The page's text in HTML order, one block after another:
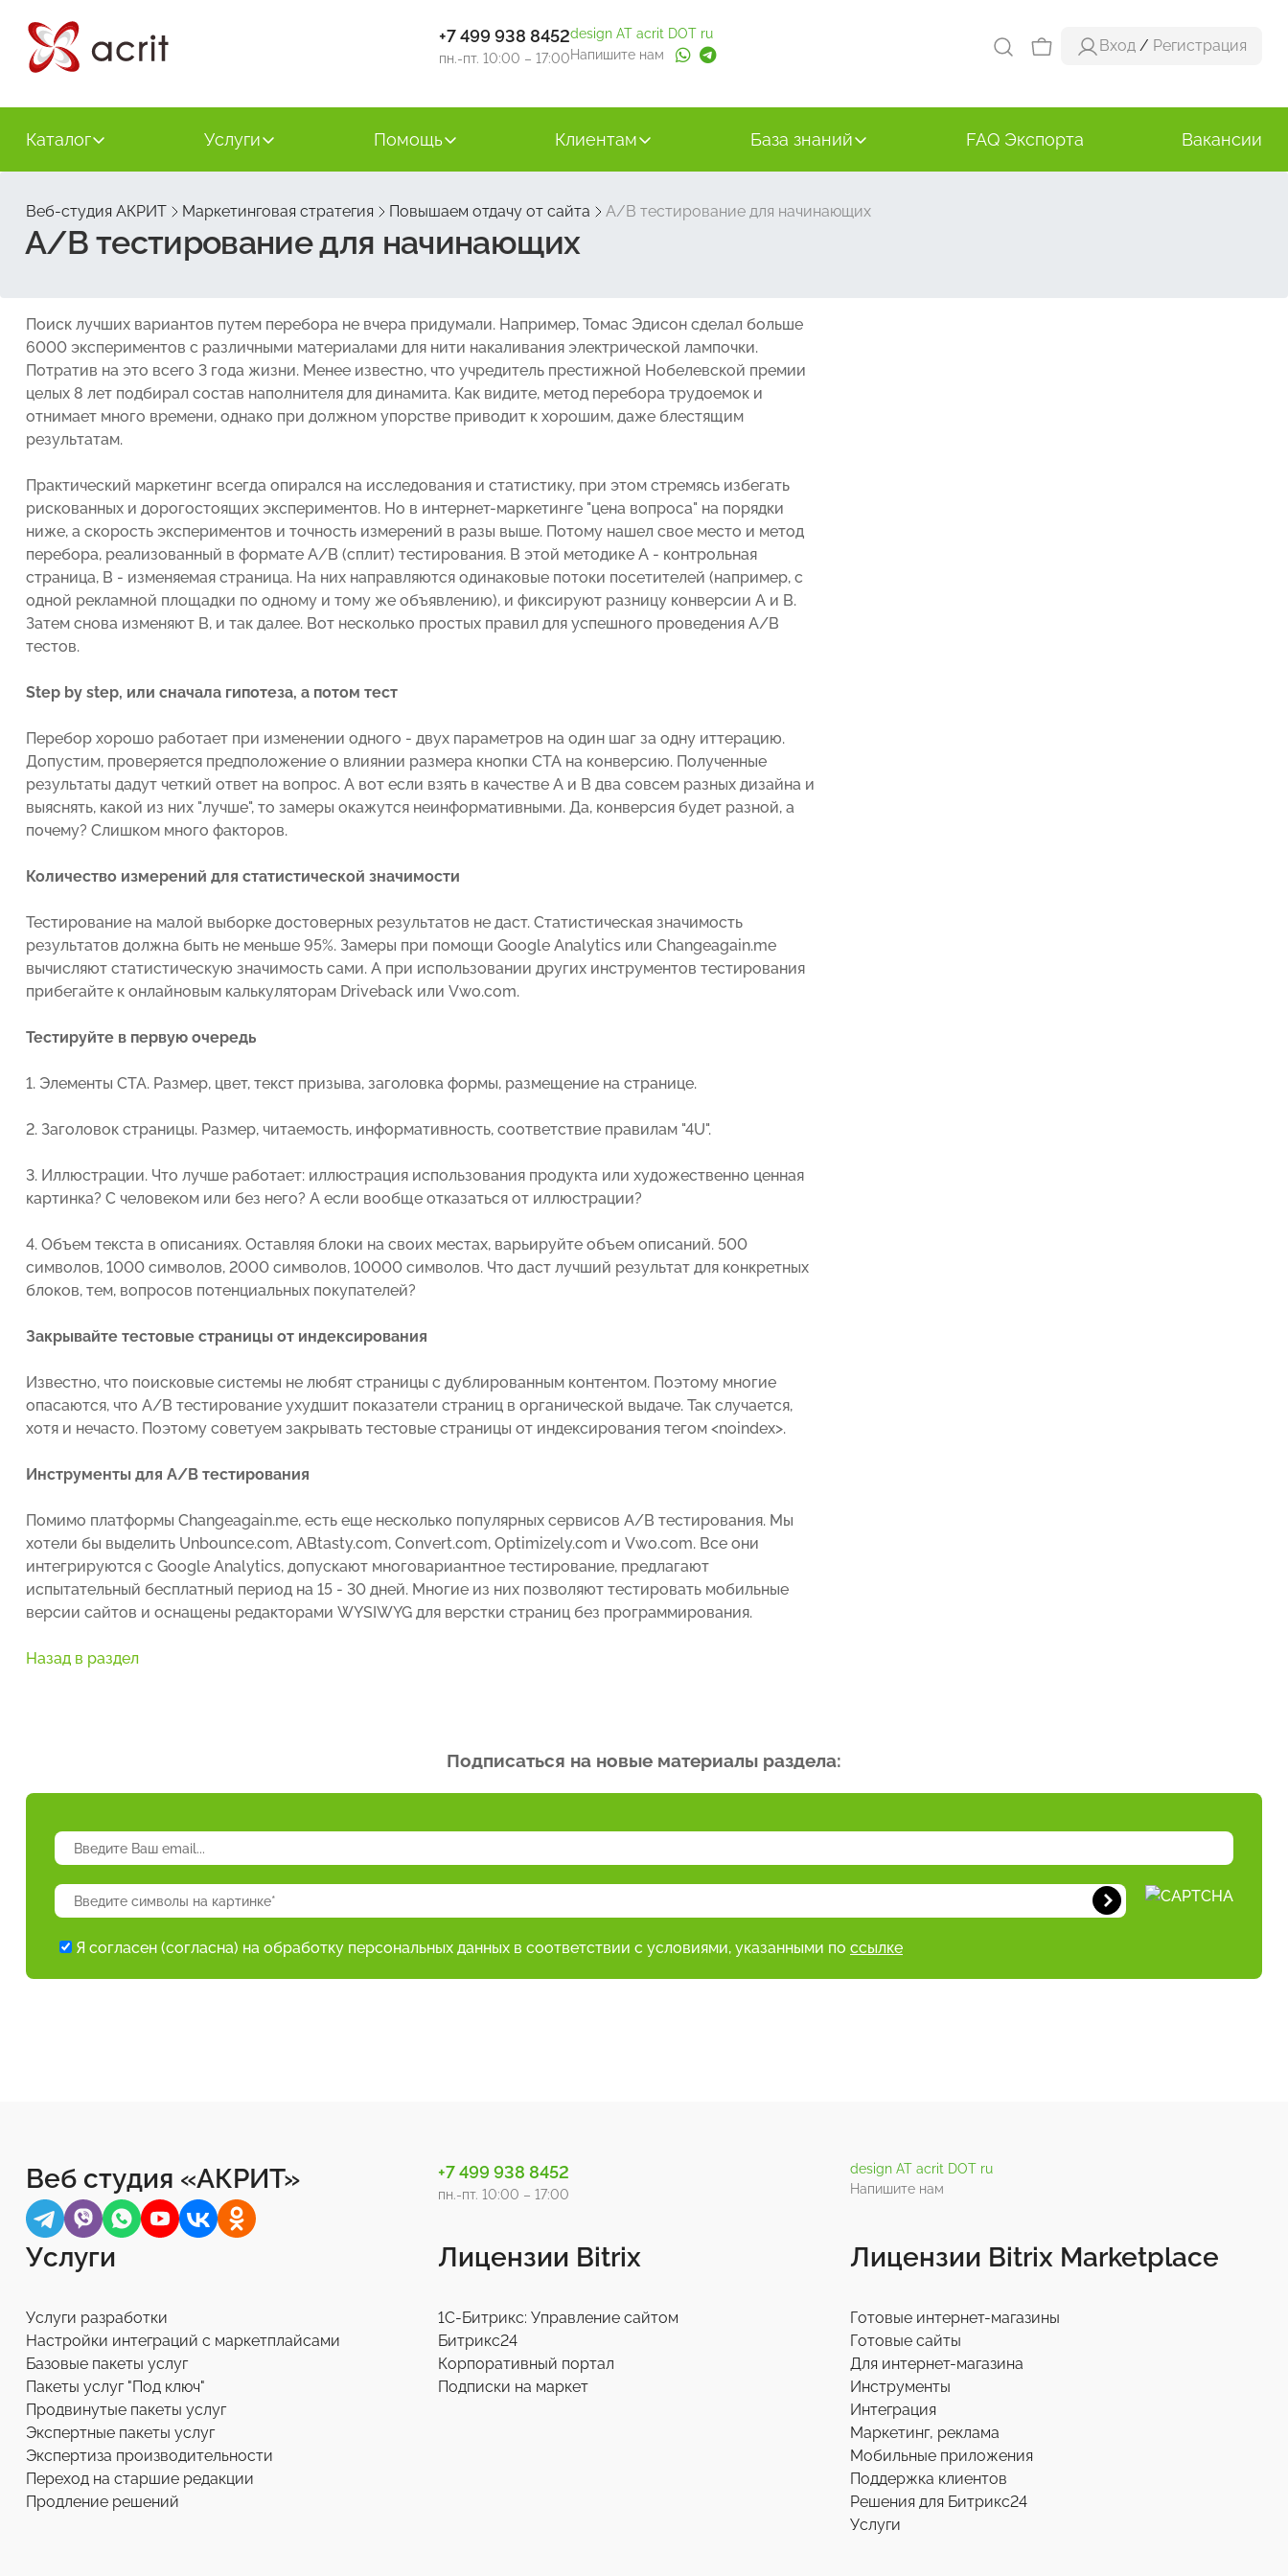
+7 499 938 8452
пн.-пт. 10:00 – 17:00
design AT acrit DOT ru
Напишите нам
Вход / Регистрация
Каталог Услуги Помощь Клиентам База знаний FAQ Экспорта Вакансии
Веб-студия АКРИТ Маркетинговая стратегия Повышаем отдачу от сайта A/B тестирование для начинающих
A/B тестирование для начинающих
Поиск лучших вариантов путем перебора не вчера придумали. Например, Томас Эдисон сделал больше
6000 экспериментов с различными материалами для нити накаливания электрической лампочки.
Потратив на это всего 3 года жизни. Менее известно, что учредитель престижной Нобелевской премии
целых 8 лет подбирал состав наполнителя для динамита. Как видите, метод перебора трудоемок и
отнимает много времени, однако при должном упорстве приводит к хорошим, даже блестящим
результатам.
Практический маркетинг всегда опирался на исследования и статистику, при этом стремясь избегать
рискованных и дорогостоящих экспериментов. Но в интернет-маркетинге "цена вопроса" на порядки
ниже, а скорость экспериментов и точность измерений в разы выше. Потому нашел свое место и метод
перебора, реализованный в формате A/B (сплит) тестирования. В этой методике А - контрольная
страница, B - изменяемая страница. На них направляются одинаковые потоки посетителей (например, с
одной рекламной площадки по одному и тому же объявлению), и фиксируют разницу конверсии А и В.
Затем снова изменяют В, и так далее. Вот несколько простых правил для успешного проведения A/B
тестов.
Step by step, или сначала гипотеза, а потом тест
Перебор хорошо работает при изменении одного - двух параметров на один шаг за одну иттерацию.
Допустим, проверяется предположение о влиянии размера кнопки CTA на конверсию. Полученные
результаты дадут четкий ответ на вопрос. А вот если взять в качестве А и В два совсем разных дизайна и
выяснять, какой из них "лучше", то замеры окажутся неинформативными. Да, конверсия будет разной, а
почему? Слишком много факторов.
Количество измерений для статистической значимости
Тестирование на малой выборке достоверных результатов не даст. Статистическая значимость
результатов должна быть не меньше 95%. Замеры при помощи Google Analytics или Changeagain.me
вычисляют статистическую значимость сами. А при использовании других инструментов тестирования
прибегайте к онлайновым калькуляторам Driveback или Vwo.com.
Тестируйте в первую очередь
1. Элементы СТА. Размер, цвет, текст призыва, заголовка формы, размещение на странице.
2. Заголовок страницы. Размер, читаемость, информативность, соответствие правилам "4U".
3. Иллюстрации. Что лучше работает: иллюстрация использования продукта или художественно ценная
картинка? С человеком или без него? А если вообще отказаться от иллюстрации?
4. Объем текста в описаниях. Оставляя блоки на своих местах, варьируйте объем описаний. 500
символов, 1000 символов, 2000 символов, 10000 символов. Что даст лучший результат для конкретных
блоков, тем, вопросов потенциальных покупателей?
Закрывайте тестовые страницы от индексирования
Известно, что поисковые системы не любят страницы с дублированным контентом. Поэтому многие
опасаются, что A/B тестирование ухудшит показатели страниц в органической выдаче. Так случается,
хотя и нечасто. Поэтому советуем закрывать тестовые страницы от индексирования тегом <noindex>.
Инструменты для A/B тестирования
Помимо платформы Changeagain.me, есть еще несколько популярных сервисов А/В тестирования. Мы
хотели бы выделить Unbounce.com, ABtasty.com, Convert.com, Optimizely.com и Vwo.com. Все они
интегрируются с Google Analytics, допускают многовариантное тестирование, предлагают
испытательный бесплатный период на 15 - 30 дней. Многие из них позволяют тестировать мобильные
версии сайтов и оснащены редакторами WYSIWYG для верстки страниц без программирования.
Назад в раздел
Подписаться на новые материалы раздела:
Я согласен (согласна) на обработку персональных данных в соответствии с условиями, указанными по ссылке
Веб студия «АКРИТ» +7 499 938 8452
пн.-пт. 10:00 – 17:00
design AT acrit DOT ru
Напишите нам
Услуги
Услуги разработки
Настройки интеграций с маркетплайсами
Базовые пакеты услуг
Пакеты услуг "Под ключ"
Продвинутые пакеты услуг
Экспертные пакеты услуг
Экспертиза производительности
Переход на старшие редакции
Продление решений
Лицензии Bitrix
1С-Битрикс: Управление сайтом
Битрикс24
Корпоративный портал
Подписки на маркет
Лицензии Bitrix Marketplace
Готовые интернет-магазины
Готовые сайты
Для интернет-магазина
Инструменты
Интеграция
Маркетинг, реклама
Мобильные приложения
Поддержка клиентов
Решения для Битрикс24
Услуги